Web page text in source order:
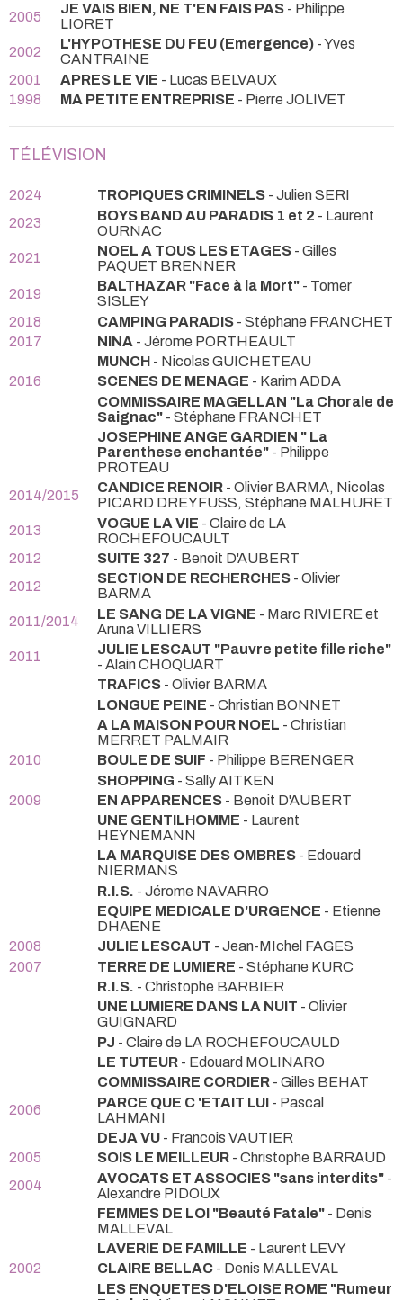
2005
JE VAIS BIEN, NE T'EN FAIS PAS - Philippe
LIORET
2002
L'HYPOTHESE DU FEU (Emergence) - Yves
CANTRAINE
2001
APRES LE VIE - Lucas BELVAUX
1998
MA PETITE ENTREPRISE - Pierre JOLIVET
TÉLÉVISION
2024 TROPIQUES CRIMINELS - Julien SERI
2023
BOYS BAND AU PARADIS 1 et 2 - Laurent
OURNAC
2021
NOEL A TOUS LES ETAGES - Gilles
PAQUET BRENNER
2019
BALTHAZAR "Face à la Mort" - Tomer
SISLEY
2018
CAMPING PARADIS - Stéphane FRANCHET
2017
NINA - Jérome PORTHEAULT
MUNCH - Nicolas GUICHETEAU
2016
SCENES DE MENAGE - Karim ADDA
COMMISSAIRE MAGELLAN "La Chorale de
Saignac" - Stéphane FRANCHET
JOSEPHINE ANGE GARDIEN " La
Parenthese enchantée" - Philippe
PROTEAU
2014/2015
CANDICE RENOIR - Olivier BARMA, Nicolas
PICARD DREYFUSS, Stéphane MALHURET
2013
VOGUE LA VIE - Claire de LA
ROCHEFOUCAULT
2012
SUITE 327 - Benoit D'AUBERT
2012
SECTION DE RECHERCHES - Olivier
BARMA
2011/2014
LE SANG DE LA VIGNE - Marc RIVIERE et
Aruna VILLIERS
2011
JULIE LESCAUT "Pauvre petite fille riche"
- Alain CHOQUART
TRAFICS - Olivier BARMA
LONGUE PEINE - Christian BONNET
A LA MAISON POUR NOEL - Christian
MERRET PALMAIR
2010
BOULE DE SUIF - Philippe BERENGER
SHOPPING - Sally AITKEN
2009
EN APPARENCES - Benoit D'AUBERT
UNE GENTILHOMME - Laurent
HEYNEMANN
LA MARQUISE DES OMBRES - Edouard
NIERMANS
R.I.S. - Jérome NAVARRO
EQUIPE MEDICALE D'URGENCE - Etienne
DHAENE
2008
JULIE LESCAUT - Jean-MIchel FAGES
2007
TERRE DE LUMIERE - Stéphane KURC
R.I.S. - Christophe BARBIER
UNE LUMIERE DANS LA NUIT - Olivier
GUIGNARD
PJ - Claire de LA ROCHEFOUCAULD
LE TUTEUR - Edouard MOLINARO
COMMISSAIRE CORDIER - Gilles BEHAT
2006
PARCE QUE C 'ETAIT LUI - Pascal
LAHMANI
DEJA VU - Francois VAUTIER
2005
SOIS LE MEILLEUR - Christophe BARRAUD
2004
AVOCATS ET ASSOCIES "sans interdits" -
Alexandre PIDOUX
FEMMES DE LOI "Beauté Fatale" - Denis
MALLEVAL
LAVERIE DE FAMILLE - Laurent LEVY
2002
CLAIRE BELLAC - Denis MALLEVAL
LES ENQUETES D'ELOISE ROME "Rumeur